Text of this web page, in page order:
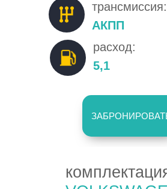
трансмиссия:
АКПП
расход:
5,1